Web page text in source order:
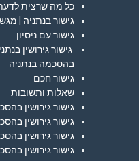
כל מה שרצית לדעת
גישור בנתניה |
גישור עם ניסיון
גישור גירושין
בהסכמה בנתניה
גישור חכם
שאלות ותשובות
גישור גירושין
גישור גירושין
גישור גירושין
גישור גירושין